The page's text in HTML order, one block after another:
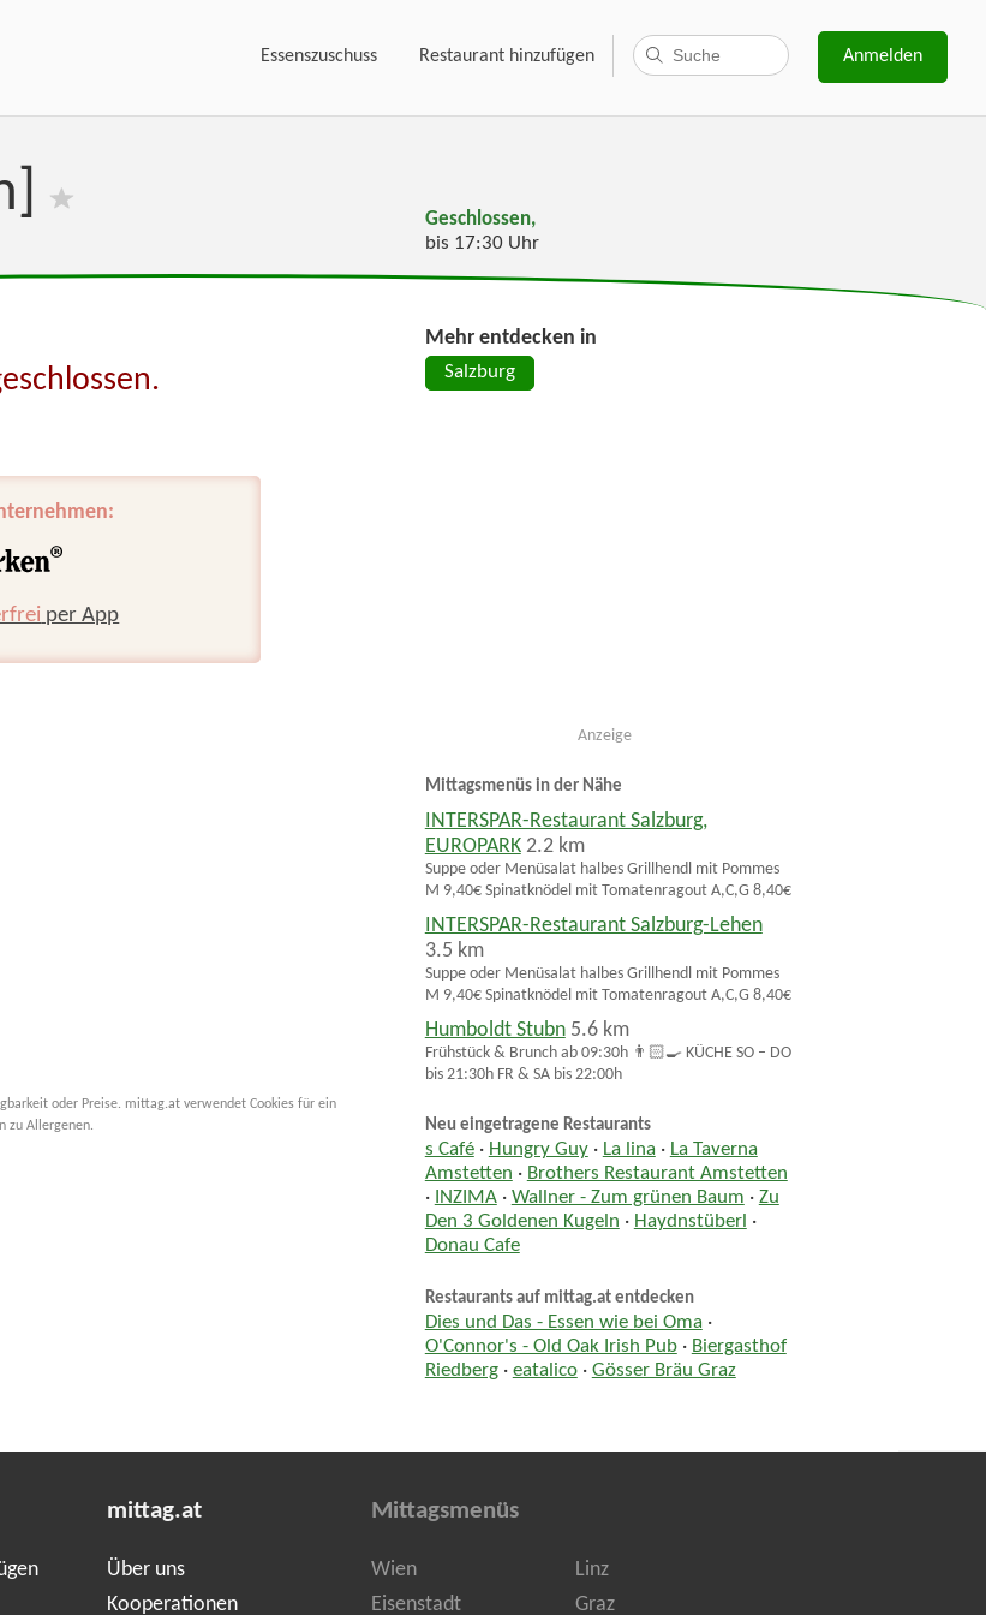
Essenszuschuss Restaurant hinzufügen Anmelden
Geschlossen,
bis 17:30 Uhr
per App
oder Preise. mittag.at verwendet Cookies für ein
zu Allergenen.
Mehr entdecken in
Salzburg
Anzeige
Mittagsmenüs in der Nähe
INTERSPAR-Restaurant Salzburg,
EUROPARK 2.2 km
Suppe oder Menüsalat halbes Grillhendl mit Pommes
M 9,40€ Spinatknödel mit Tomatenragout A,C,G 8,40€
INTERSPAR-Restaurant Salzburg-Lehen
3.5 km
Suppe oder Menüsalat halbes Grillhendl mit Pommes
M 9,40€ Spinatknödel mit Tomatenragout A,C,G 8,40€
Humboldt Stubn 5.6 km
Frühstück & Brunch ab 09:30h 👨🏻‍🍳 KÜCHE SO – DO
bis 21:30h FR & SA bis 22:00h
Neu eingetragene Restaurants
s Café· Hungry Guy· La lina · La Taverna
Amstetten · Brothers Restaurant Amstetten
· INZIMA· Wallner - Zum grünen Baum · Zu
Den 3 Goldenen Kugeln · Haydnstüberl ·
Donau Cafe
Restaurants auf mittag.at entdecken
Dies und Das - Essen wie bei Oma ·
O'Connor's - Old Oak Irish Pub· Biergasthof
Riedberg· eatalico· Gösser Bräu Graz
mittag.at
Über uns
Kooperationen
Mittagsmenüs
Wien
Linz
Eisenstadt
Graz